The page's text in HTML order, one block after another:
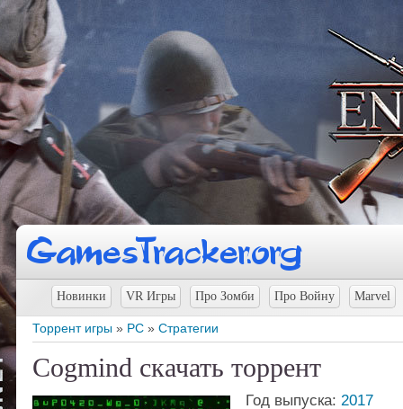
Новинки VR Игры Про Зомби Про Войну Marvel
Торрент игры » PC » Стратегии
Cogmind скачать торрент
Год выпуска: 2017